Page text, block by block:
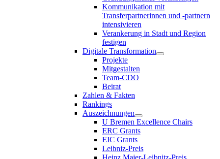
Kommunikation mit
Transferpartnerinnen und -partnern
intensivieren
Verankerung in Stadt und Region
festigen
Digitale Transformation
Projekte
Mitgestalten
Team-CDO
Beirat
Zahlen & Fakten
Rankings
Auszeichnungen
U Bremen Excellence Chairs
ERC Grants
EIC Grants
Leibniz-Preis
Heinz Maier-Leibnitz-Preis